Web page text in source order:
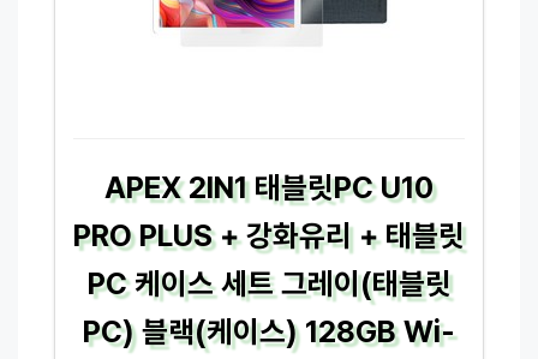
APEX 2IN1 태블릿PC U10
PRO PLUS + 강화유리 + 태블릿
PC 케이스 세트 그레이(태블릿
PC) 블랙(케이스) 128GB Wi-